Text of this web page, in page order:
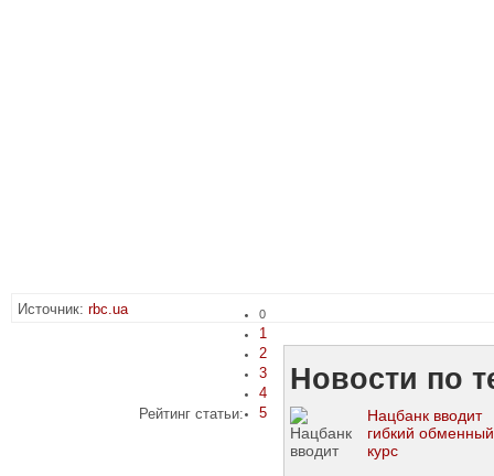
Источник: rbc.ua
Рейтинг статьи:
0
1
2
3
4
5
Новости по
Нацбанк вводит
гибкий обменный
курс